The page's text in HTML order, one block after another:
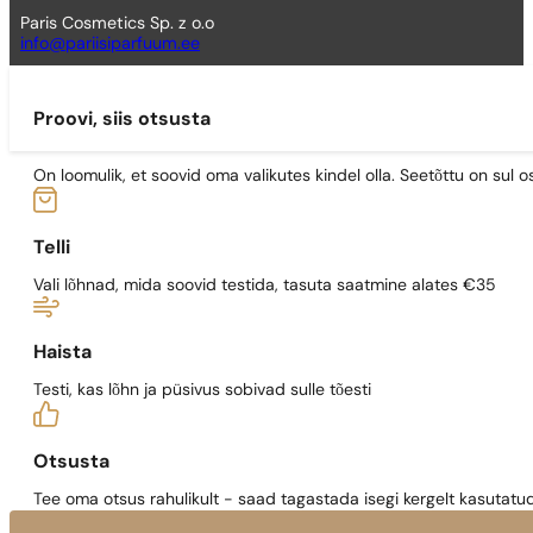
Paris Cosmetics Sp. z o.o
info@pariisiparfuum.ee
Proovi, siis otsusta
On loomulik, et soovid oma valikutes kindel olla. Seetõttu on sul
Telli
Vali lõhnad, mida soovid testida, tasuta saatmine alates €35
Haista
Testi, kas lõhn ja püsivus sobivad sulle tõesti
Otsusta
Tee oma otsus rahulikult - saad tagastada isegi kergelt